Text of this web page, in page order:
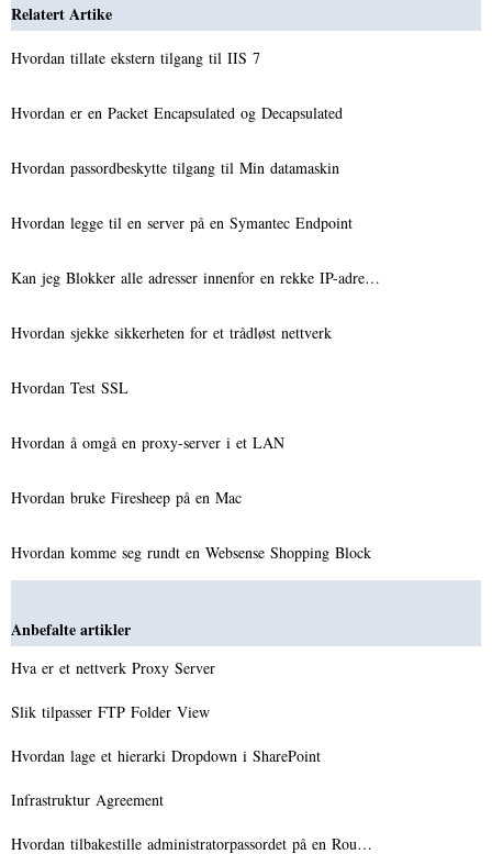
Relatert Artike
Hvordan tillate ekstern tilgang til IIS 7
Hvordan er en Packet Encapsulated og Decapsulated
Hvordan passordbeskytte tilgang til Min datamaskin
Hvordan legge til en server på en Symantec Endpoint
Kan jeg Blokker alle adresser innenfor en rekke IP-adre…
Hvordan sjekke sikkerheten for et trådløst nettverk
Hvordan Test SSL
Hvordan å omgå en proxy-server i et LAN
Hvordan bruke Firesheep på en Mac
Hvordan komme seg rundt en Websense Shopping Block
Anbefalte artikler
Hva er et nettverk Proxy Server
Slik tilpasser FTP Folder View
Hvordan lage et hierarki Dropdown i SharePoint
Infrastruktur Agreement
Hvordan tilbakestille administratorpassordet på en Rou…